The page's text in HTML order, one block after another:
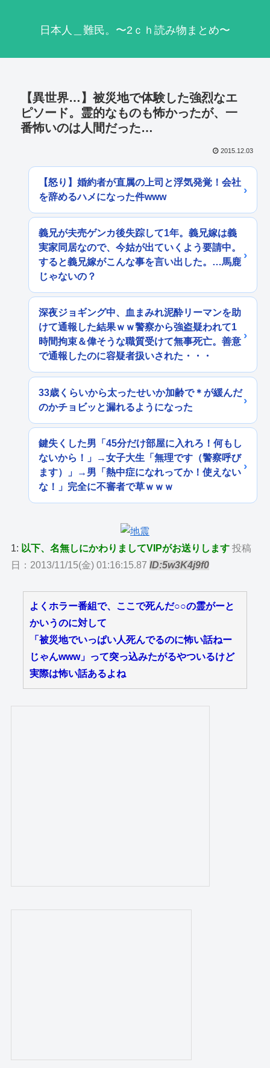
日本人＿難民。〜2ｃｈ読み物まとめ〜
【異世界…】被災地で体験した強烈なエ
ピソード。霊的なものも怖かったが、一
番怖いのは人間だった…
2015.12.03
【怒り】婚約者が直属の上司と浮気発覚！会社
を辞めるハメになった件www
義兄が夫売ゲンカ後失踪して1年。義兄嫁は義
実家同居なので、今姑が出ていくよう要請中。
すると義兄嫁がこんな事を言い出した。…馬鹿
じゃないの？
深夜ジョギング中、血まみれ泥酔リーマンを助
けて通報した結果ｗｗ警察から強盗疑われて1
時間拘束＆偉そうな職質受けて無事死亡。善意
で通報したのに容疑者扱いされた・・・
33歳くらいから太ったせいか加齢で＊が緩んだ
のかチョビッと漏れるようになった
鍵失くした男「45分だけ部屋に入れろ！何もし
ないから！」→女子大生「無理です（警察呼び
ます）」→男「熱中症になれってか！使えない
な！」完全に不審者で草ｗｗｗ
1: 以下、名無しにかわりましてVIPがお送りします 投稿
日：2013/11/15(金) 01:16:15.87ID:5w3K4j9f0
よくホラー番組で、ここで死んだ○○の霊がーと
かいうのに対して
「被災地でいっぱい人死んでるのに怖い話ねー
じゃんwww」って突っ込みたがるやついるけど
実際は怖い話あるよね